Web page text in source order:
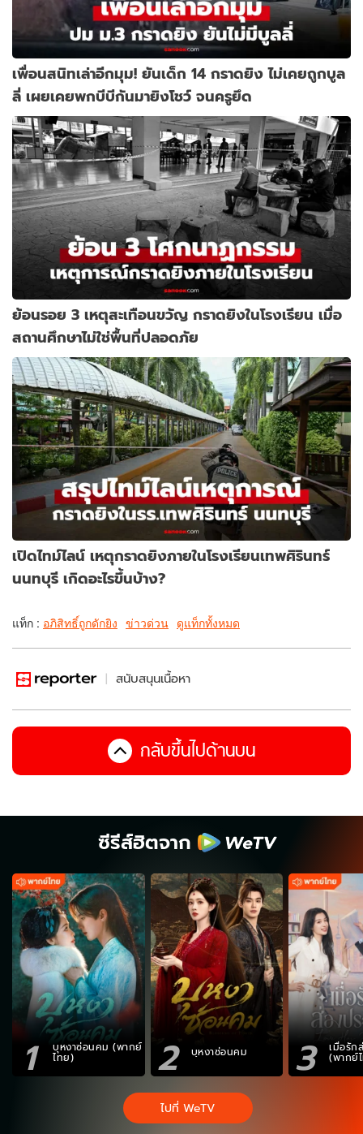
เพื่อนสนิทเล่าอีกมุม! ยันเด็ก 14 กราดยิง ไม่เคยถูกบูล
ลี่ เผยเคยพกบีบีกันมายิงโชว์ จนครูยึด
ย้อนรอย 3 เหตุสะเทือนขวัญ กราดยิงในโรงเรียน เมื่อ
สถานศึกษาไม่ใช่พื้นที่ปลอดภัย
เปิดไทม์ไลน์ เหตุกราดยิงภายในโรงเรียนเทพศิรินทร์
นนทบุรี เกิดอะไรขึ้นบ้าง?
แท็ก : อภิสิทธิ์ถูกดักยิง ข่าวด่วน ดูแท็กทั้งหมด
สนับสนุนเนื้อหา
กลับขึ้นไปด้านบน
ซีรีส์ฮิตจาก
1 บุหงาซ่อนคม (พากย์
ไทย) 2 บุหงาซ่อนคม 3 เมื่อรัก
(พากย์
ไปที่ WeTV